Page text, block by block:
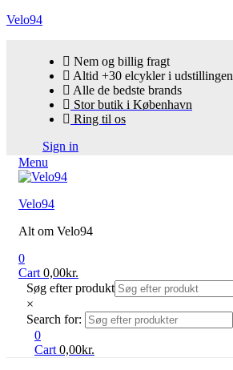
Velo94
Nem og billig fragt
Altid +30 elcykler i udstillingen
Alle de bedste brands
Stor butik i København
Ring til os
Sign in
Menu
Velo94
Alt om Velo94
0
Cart 0,00kr.
Søg efter produkt
×
Search for:
0
Cart 0,00kr.